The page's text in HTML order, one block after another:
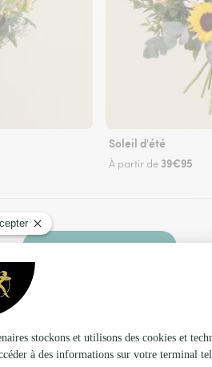
Soleil d'été
À partir de 39€95
Faire livrer des fleurs
Interflora à Marcei et